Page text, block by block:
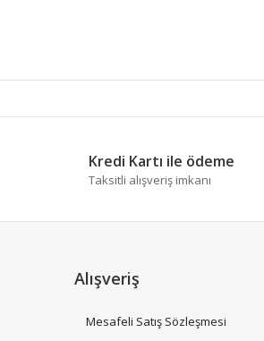
Kredi Kartı ile ödeme
Taksitli alışveriş imkanı
Alışveriş
Mesafeli Satış Sözleşmesi